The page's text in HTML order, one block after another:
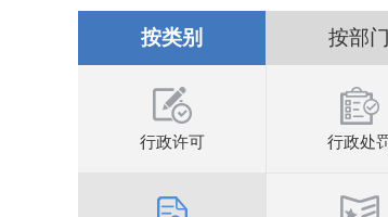
按类别 按部门
行政许可 行政处